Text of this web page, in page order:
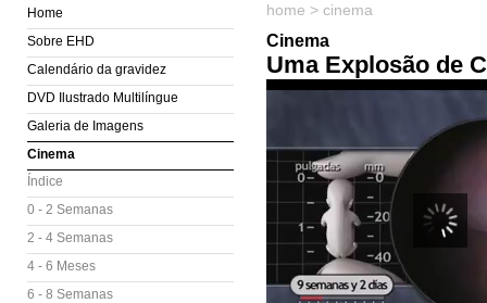
Home
Sobre EHD
Calendário da gravidez
DVD Ilustrado Multilíngue
Galeria de Imagens
Cinema
Índice
0 - 2 Semanas
2 - 4 Semanas
4 - 6 Meses
6 - 8 Semanas
home > cinema
Cinema
Uma Explosão de